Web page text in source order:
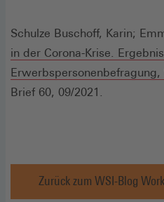
Schulze Buschoff, Karin;
in der Corona-Krise.
Erwerbspersonenbefragung,
Brief 60, 09/2021.
Zurück zum WSI-Blog